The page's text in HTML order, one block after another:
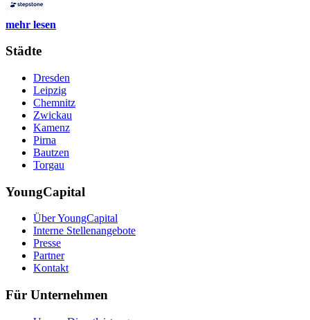
mehr lesen
Städte
Dresden
Leipzig
Chemnitz
Zwickau
Kamenz
Pirna
Bautzen
Torgau
YoungCapital
Über YoungCapital
Interne Stellenangebote
Presse
Partner
Kontakt
Für Unternehmen